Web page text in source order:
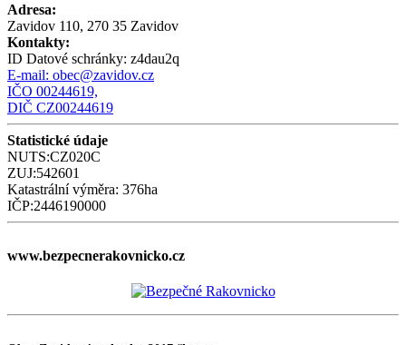
Adresa:
Zavidov 110, 270 35 Zavidov
Kontakty:
ID Datové schránky: z4dau2q
E-mail: obec@zavidov.cz
IČO 00244619,
DIČ CZ00244619
Statistické údaje
NUTS:CZ020C
ZUJ:542601
Katastrální výměra: 376ha
IČP:2446190000
www.bezpecnerakovnicko.cz